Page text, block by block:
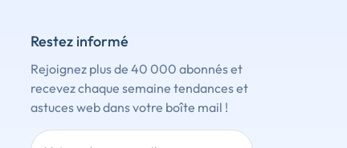
Restez informé
Rejoignez plus de 40 000 abonnés et
recevez chaque semaine tendances et
astuces web dans votre boîte mail !